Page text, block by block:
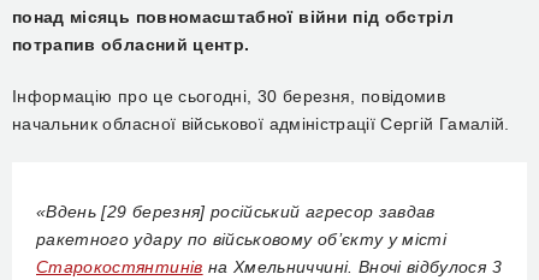
понад місяць повномасштабної війни під обстріл
потрапив обласний центр.
Інформацію про це сьогодні, 30 березня, повідомив
начальник обласної військової адміністрації Сергій Гамалій.
«Вдень [29 березня] російський агресор завдав
ракетного удару по військовому об’єкту у місті
Старокостянтинів на Хмельниччині. Вночі відбулося 3